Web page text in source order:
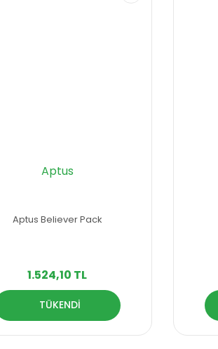
Aptus
Aptus Believer Pack
1.524,10 TL
TÜKENDİ